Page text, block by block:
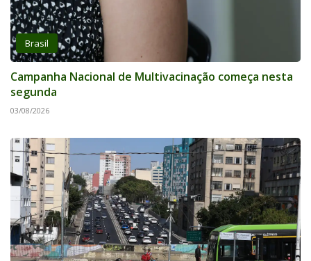
Brasil
Campanha Nacional de Multivacinação começa nesta
segunda
03/08/2026